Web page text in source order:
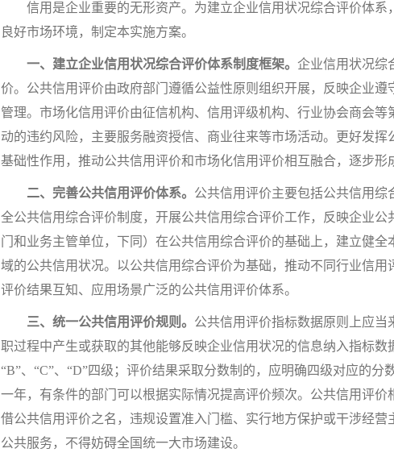
信用是企业重要的无形资产。为建立企业信用状况综合评价体系
良好市场环境，制定本实施方案。
一、建立企业信用状况综合评价体系制度框架。 企业信用状况综
价。公共信用评价由政府部门遵循公益性原则组织开展，反映企业
管理。市场化信用评价由征信机构、信用评级机构、行业协会商会
动的违约风险，主要服务融资授信、商业往来等市场活动。更好发
基础性作用，推动公共信用评价和市场化信用评价相互融合，逐步形
二、完善公共信用评价体系。 公共信用评价主要包括公共信用
全公共信用综合评价制度，开展公共信用综合评价工作，反映企业
门和业务主管单位，下同）在公共信用综合评价的基础上，建立健
域的公共信用状况。以公共信用综合评价为基础，推动不同行业信用
评价结果互知、应用场景广泛的公共信用评价体系。
三、统一公共信用评价规则。 公共信用评价指标数据原则上应
职过程中产生或获取的其他能够反映企业信用状况的信息纳入指标数
“B”、“C”、“D”四级；评价结果采取分数制的，应明确四级对应的
一年，有条件的部门可以根据实际情况提高评价频次。公共信用评
借公共信用评价之名，违规设置准入门槛、实行地方保护或干涉经
公共服务，不得妨碍全国统一大市场建设。